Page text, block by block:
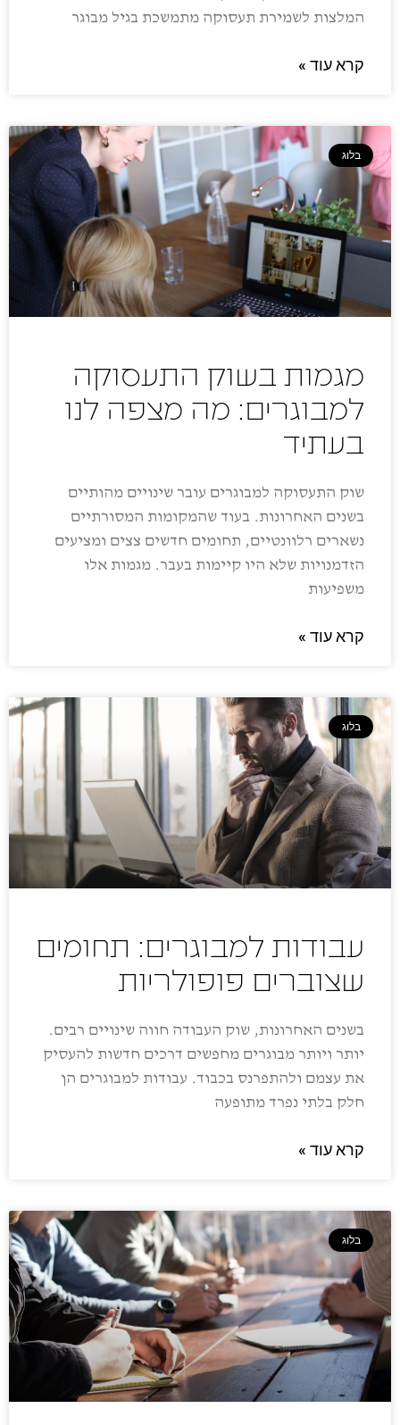
המלצות לשמירת תעסוקה מתמשכת בגיל מבוגר
קרא עוד »
בלוג
מגמות בשוק התעסוקה
למבוגרים: מה מצפה לנו
בעתיד
שוק התעסוקה למבוגרים עובר שינויים מהותיים
בשנים האחרונות. בעוד שהמקומות המסורתיים
נשארים רלוונטיים, תחומים חדשים צצים ומציעים
הזדמנויות שלא היו קיימות בעבר. מגמות אלו
משפיעות
קרא עוד »
בלוג
עבודות למבוגרים: תחומים
שצוברים פופולריות
בשנים האחרונות, שוק העבודה חווה שינויים רבים.
יותר ויותר מבוגרים מחפשים דרכים חדשות להעסיק
את עצמם ולהתפרנס בכבוד. עבודות למבוגרים הן
חלק בלתי נפרד מתופעה
קרא עוד »
בלוג